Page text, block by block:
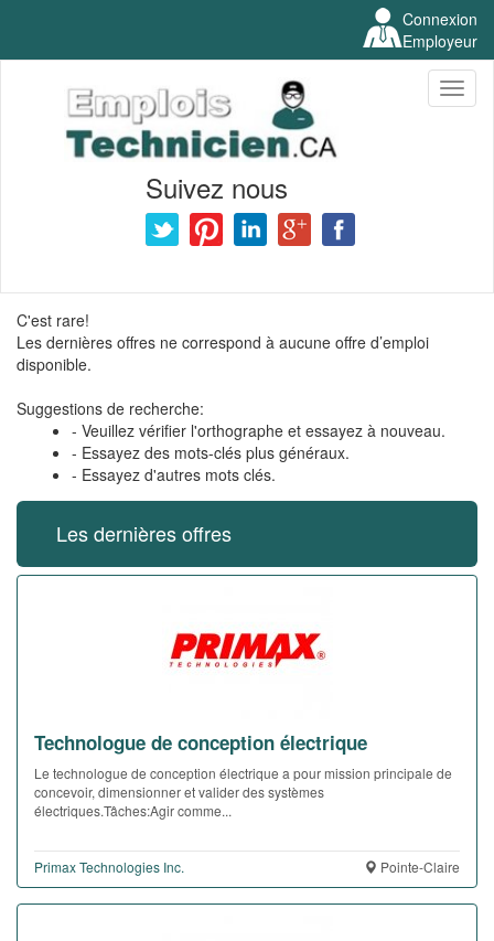
Connexion
Employeur
Suivez nous
C'est rare!
Les dernières offres ne correspond à aucune offre d’emploi
disponible.
Suggestions de recherche:
- Veuillez vérifier l'orthographe et essayez à nouveau.
- Essayez des mots-clés plus généraux.
- Essayez d'autres mots clés.
Les dernières offres
Technologue de conception électrique
Le technologue de conception électrique a pour mission principale de
concevoir, dimensionner et valider des systèmes
électriques.Tâches:Agir comme...
Primax Technologies Inc. Pointe-Claire